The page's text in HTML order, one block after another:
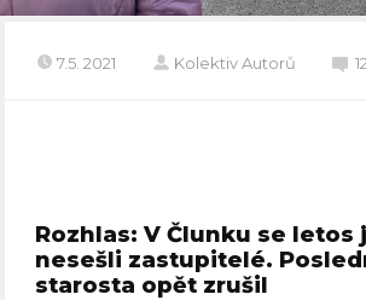
7.5. 2021 Kolektiv Autorů
Rozhlas: V Člunku se letos
nesešli zastupitelé.
starosta opět zrušil